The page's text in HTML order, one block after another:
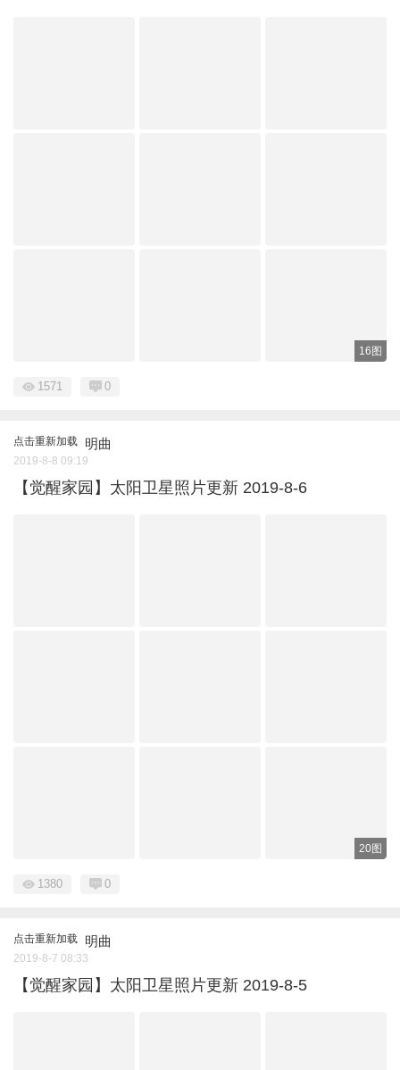
16图
1571 0
点击重新加载 明曲
2019-8-8 09:19
【觉醒家园】太阳卫星照片更新 2019-8-6
20图
1380 0
点击重新加载 明曲
2019-8-7 08:33
【觉醒家园】太阳卫星照片更新 2019-8-5